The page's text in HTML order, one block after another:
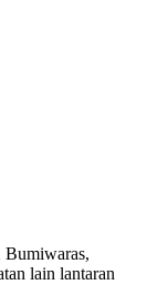
Bumiwaras,
lain lantaran